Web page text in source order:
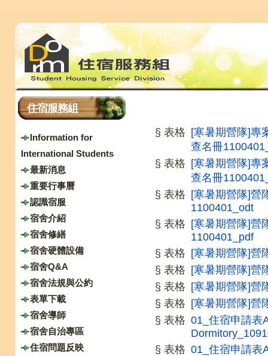
住宿服務組
Information for
International Students
最新消息
重要行事曆
認識宿服
宿舍介紹
宿舍修繕
宿舍硬體設備
宿舍Q&A
宿舍法規與公約
表單下載
宿舍導師
宿舍自治專區
住宿問題反映
§ 表格 [寒暑期營隊]專
查名冊
§ 表格 [寒暑期營隊]專
查名冊
§ 表格 [寒暑期營隊]營
1100401_odt
§ 表格 [寒暑期營隊]營
1100401_pdf
§ 表格 [寒暑期營隊]營
§ 表格 [寒暑期營隊]營
§ 表格 [寒暑期營隊]營
§ 表格 [寒暑期營隊]營
§ 表格 01_住宿申請表
§ 表格 01_住宿申請表